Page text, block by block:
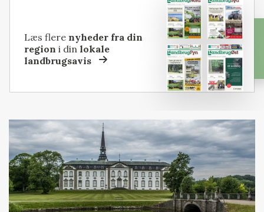
Læs flere nyheder fra din
region i dinlokale
landbrugsavis